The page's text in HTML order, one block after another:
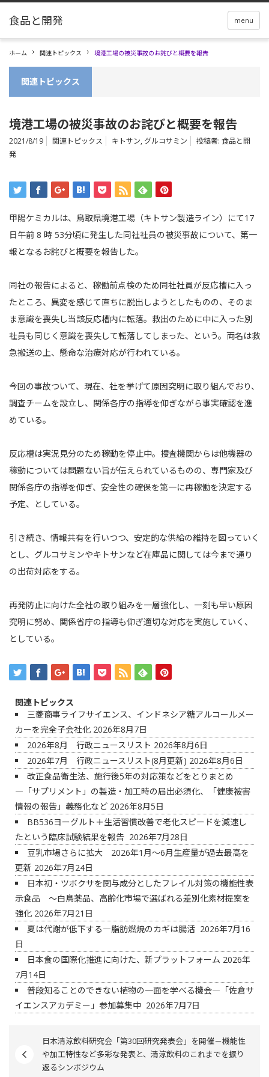
menu
ホーム 関連トピックス 境港工場の被災事故のお詫びと概要を報告
関連トピックス
境港工場の被災事故のお詫びと概要を報告
2021/8/19 関連トピックス キトサン, グルコサミン 投稿者: 食品と開
発
甲陽ケミカルは、鳥取県境港工場（キトサン製造ライン）にて17
日午前 8 時 53分頃に発生した同社社員の被災事故について、第一
報となるお詫びと概要を報告した。
同社の報告によると、稼働前点検のため同社社員が反応槽に入っ
たところ、異変を感じて直ちに脱出しようとしたものの、そのま
ま意識を喪失し当該反応槽内に転落。救出のために中に入った別
社員も同じく意識を喪失して転落してしまった、という。両名は救
急搬送の上、懸命な治療対応が行われている。
今回の事故ついて、現在、社を挙げて原因究明に取り組んでおり、
調査チームを設立し、関係各庁の指導を仰ぎながら事実確認を進
めている。
反応槽は実況見分のため稼動を停止中。捜査機関からは他機器の
稼動については問題ない旨が伝えられているものの、専門家及び
関係各庁の指導を仰ぎ、安全性の確保を第一に再稼働を決定する
予定、としている。
引き続き、情報共有を行いつつ、安定的な供給の維持を図っていく
とし、グルコサミンやキトサンなど在庫品に関しては今まで通り
の出荷対応をする。
再発防止に向けた全社の取り組みを一層強化し、一刻も早い原因
究明に努め、関係省庁の指導も仰ぎ適切な対応を実施していく、
としている。
関連トピックス
三菱商事ライフサイエンス、インドネシア糖アルコールメー
カーを完全子会社化 2026年8月7日
2026年8月 行政ニュースリスト 2026年8月6日
2026年7月 行政ニュースリスト(8月更新) 2026年8月6日
改正食品衛生法、施行後5年の対応策などをとりまとめ
―「サプリメント」の製造・加工時の届出必須化、「健康被害
情報の報告」義務化など 2026年8月5日
BB536ヨーグルト＋生活習慣改善で老化スピードを減速し
たという臨床試験結果を報告 2026年7月28日
豆乳市場さらに拡大 2026年1月～6月生産量が過去最高を
更新 2026年7月24日
日本初・ツボクサを関与成分としたフレイル対策の機能性表
示食品 ～白鳥薬品、高齢化市場で選ばれる差別化素材提案を
強化 2026年7月21日
夏は代謝が低下する―脂肪燃焼のカギは腸活 2026年7月16
日
日本食の国際化推進に向けた、新プラットフォーム 2026年
7月14日
普段知ることのできない植物の一面を学べる機会―「佐倉サ
イエンスアカデミー」参加募集中 2026年7月7日
日本清涼飲料研究会「第30回研究発表会」を開催－機能性
や加工特性など多彩な発表と、清涼飲料のこれまでを振り
返るシンポジウム